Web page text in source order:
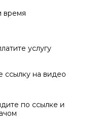
время
услугу
ссылку на видео
по ссылке и